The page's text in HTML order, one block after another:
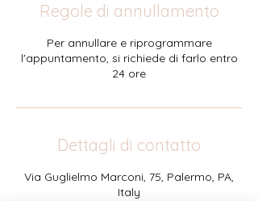
Regole di annullamento
Per annullare e riprogrammare
l'appuntamento, si richiede di farlo entro
24 ore
Dettagli di contatto
Via Guglielmo Marconi, 75, Palermo, PA,
Italy